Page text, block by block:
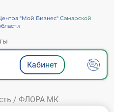
"Мой Бизнес" Самарской
Кабинет
/ ФЛОРА МК